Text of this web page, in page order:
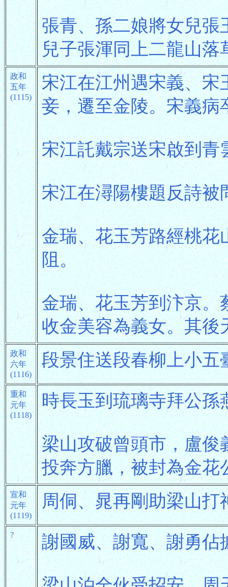
張青、孫二娘將女兒張
兒子張渾同上二龍山落
政和
五年
(1115)
宋江在江州遇宋義、宋
妾，遷至金陵。宋義病
宋江託戴宗送宋啟到青
宋江在潯陽樓題反詩被
金瑞、花玉芳路經桃花
阻。
金瑞、花玉芳到汴京。
收金美容為義女。其後
政和
六年
(1116)
段景住送段春柳上小五
重和
元年
(1118)
時長玉到琉璃寺拜公孫
梁山攻破曾頭市，盧俊
投奔方臘，被封為金花
宣和
元年
(1119)
周侗、晁再剛助梁山打
? 謝國威、謝寬、謝勇佔